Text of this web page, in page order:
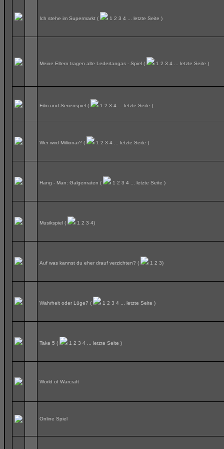
Ich stehe im Supermarkt( 1 2 3 4 letzte Seite )
Meine Eltern tragen alte Ledertangas - Spiel( 1 2 3 4 letzte Seite )
Film und Serienspiel( 1 2 3 4 letzte Seite )
Wer wird Millionär? ( 1 2 3 4 letzte Seite )
Hang - Man: Galgenraten ( 1 2 3 4 letzte Seite )
Musikspiel( 1 2 3 4)
Auf was kannst du eher drauf verzichten? ( 1 2 3)
Wahrheit oder Lüge? ( 1 2 3 4 letzte Seite )
Take 5 ( 1 2 3 4 letzte Seite )
World of Warcraft
Online Spiel